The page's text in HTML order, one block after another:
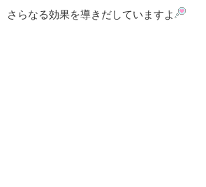
さらなる効果を導きだしていますよ